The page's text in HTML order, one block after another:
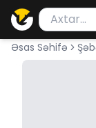
Məhsul
Axtarış
Əsas Səhifə